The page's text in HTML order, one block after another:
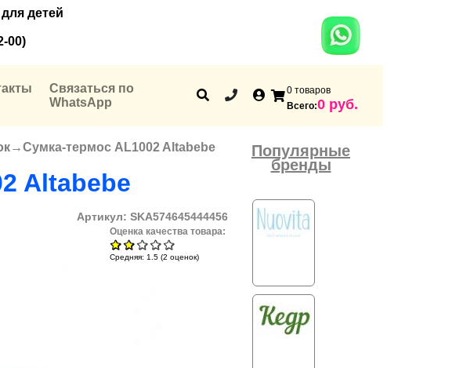
детей
00)
Связаться по
WhatsApp
0 товаров
Всего:0 руб.
→Сумка-термос AL1002 Altabebe
Altabebe
Артикул: SKA574645444456
Оценка качества товара:
Средняя: 1.5 (2 оценок)
Популярные
бренды